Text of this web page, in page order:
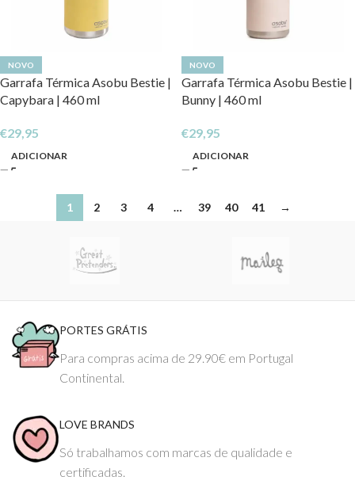
NOVO
Garrafa Térmica Asobu Bestie |
Capybara | 460 ml
€29,95
ADICIONAR
NOVO
Garrafa Térmica Asobu Bestie |
Bunny | 460 ml
€29,95
ADICIONAR
1 2 3 4 … 39 40 41 →
PORTES GRÁTIS
Para compras acima de 29.90€ em Portugal
Continental.
LOVE BRANDS
Só trabalhamos com marcas de qualidade e
certificadas.